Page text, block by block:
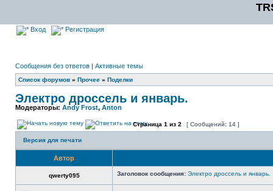
Вход Регистрация
Сообщения без ответов | Активные темы
Список форумов » Прочее » Поделки
Электро дроссель и январь.
Модераторы: Andy Frost, Anton
Страница 1 из 2 [ Сообщений: 14 ]
Версия для печати
Автор
qwerty095 Заголовок сообщения: Электро дроссель и январь.